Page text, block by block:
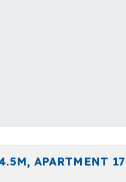
APARTMENT